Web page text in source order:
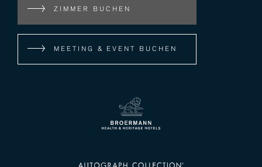
ZIMMER BUCHEN
MEETING & EVENT BUCHEN